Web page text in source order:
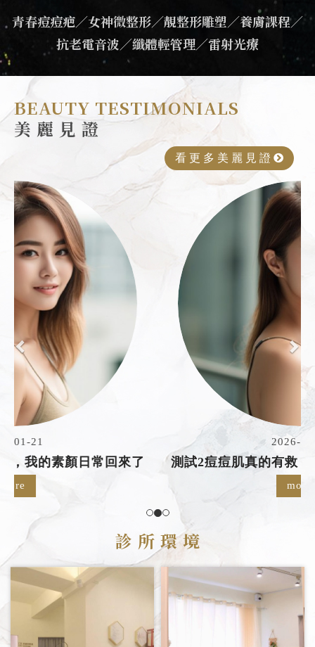
青春痘痘疤／女神微整形／靚整形雕塑／養膚課程／
抗老電音波／纖體輕管理／雷射光療
BEAUTY TESTIMONIALS
美 麗 見 證
看 更 多 美 麗 見 證
測試2痘痘肌真的有救，我的素顏日常回來了
診 所 環 境